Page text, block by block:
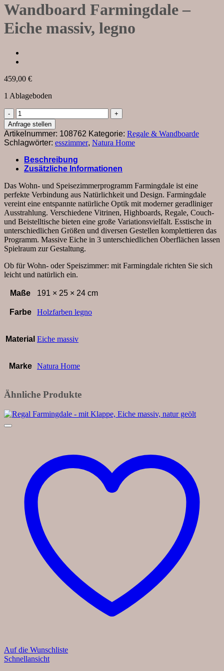
Wandboard Farmingdale –
Eiche massiv, legno
459,00 €
1 Ablageboden
Wandboard
Farmingdale
-
Eiche
massiv,
legno
Menge
Anfrage stellen
Artikelnummer: 108762 Kategorie: Regale & Wandboarde
Schlagwörter: esszimmer, Natura Home
Beschreibung
Zusätzliche Informationen
Das Wohn- und Speisezimmerprogramm Farmingdale ist eine
perfekte Verbindung aus Natürlichkeit und Design. Farmingdale
vereint eine entspannte natürliche Optik mit moderner geradliniger
Ausstrahlung. Verschiedene Vitrinen, Highboards, Regale, Couch-
und Beistelltische bieten eine große Variationsvielfalt. Esstische in
unterschiedlichen Größen und diversen Gestellen komplettieren das
Programm. Massive Eiche in 3 unterschiedlichen Oberflächen lassen
Spielraum zur Gestaltung.
Ob für Wohn- oder Speiszimmer: mit Farmingdale richten Sie sich
leicht und natürlich ein.
Maße 191 × 25 × 24 cm
Farbe Holzfarben legno
Material Eiche massiv
Marke Natura Home
Ähnliche Produkte
Auf die Wunschliste
Schnellansicht